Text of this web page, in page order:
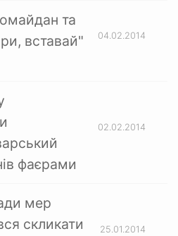
та
вставай"
04.02.2014
фаєрами
02.02.2014
мер
скликати
25.01.2014